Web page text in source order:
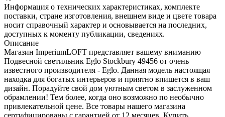
Информация о технических характеристиках, комплекте
поставки, стране изготовления, внешнем виде и цвете товара
носит справочный характер и основывается на последних,
доступных к моменту публикации, сведениях.
Описание
Магазин ImperiumLOFT представляет вашему вниманию
Подвесной светильник Eglo Stockbury 49456 от очень
известного производителя - Eglo. Данная модель настоящая
находка для богатых интерьеров и приятно впишется в ваш
дизайн. Порадуйте свой дом уютным светом в заслуженном
обрамлении! Тем более, когда оно возможно по необычно
привлекательной цене. Все товары нашего магазина
сертифицированы с гарантией от 12 месяцев. Купить